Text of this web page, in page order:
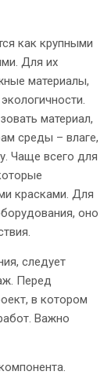
как крупными
Для их
материалы,
материал,
среды – влаге,
Чаще всего для
красками. Для
оно
следует
Перед
в котором
Важно